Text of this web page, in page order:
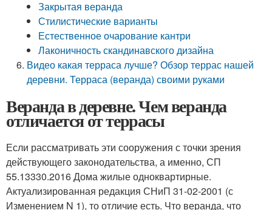
Закрытая веранда
Стилистические варианты
Естественное очарование кантри
Лаконичность скандинавского дизайна
Видео какая терраса лучше? Обзор террас нашей
деревни. Терраса (веранда) своими руками
Веранда в деревне. Чем веранда
отличается от террасы
Если рассматривать эти сооружения с точки зрения
действующего законодательства, а именно, СП
55.13330.2016 Дома жилые одноквартирные.
Актуализированная редакция СНиП 31-02-2001 (с
Изменением N 1), то отличие есть. Что веранда, что